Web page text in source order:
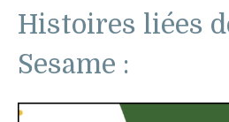
Histoires liées
Sesame :